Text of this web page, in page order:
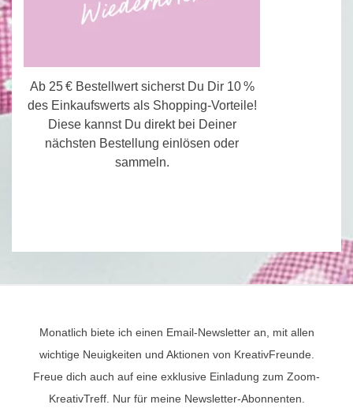
Ab 25 € Bestellwert sicherst Du Dir 10 %
des Einkaufswerts als Shopping-Vorteile!
Diese kannst Du direkt bei Deiner
nächsten Bestellung einlösen oder
sammeln.
Monatlich biete ich einen Email-Newsletter an, mit allen
wichtige Neuigkeiten und Aktionen von KreativFreunde.
Freue dich auch auf eine exklusive Einladung zum Zoom-
KreativTreff. Nur für meine Newsletter-Abonnenten.